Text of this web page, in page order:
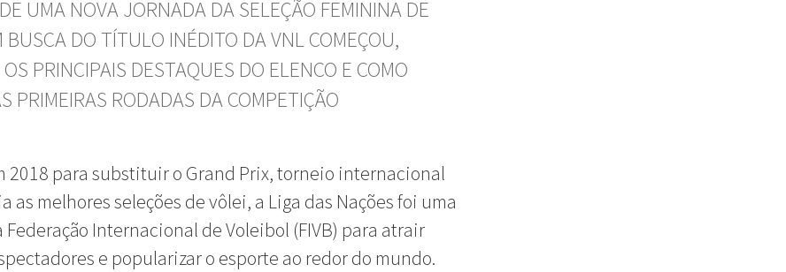
UMA NOVA JORNADA DA SELEÇÃO FEMININA DE
BUSCA DO TÍTULO INÉDITO DA VNL COMEÇOU,
PRINCIPAIS DESTAQUES DO ELENCO E COMO
PRIMEIRAS RODADAS DA COMPETIÇÃO
2018 para substituir o Grand Prix, torneio internacional
as melhores seleções de vôlei, a Liga das Nações foi uma
Federação Internacional de Voleibol (FIVB) para atrair
e popularizar o esporte ao redor do mundo.